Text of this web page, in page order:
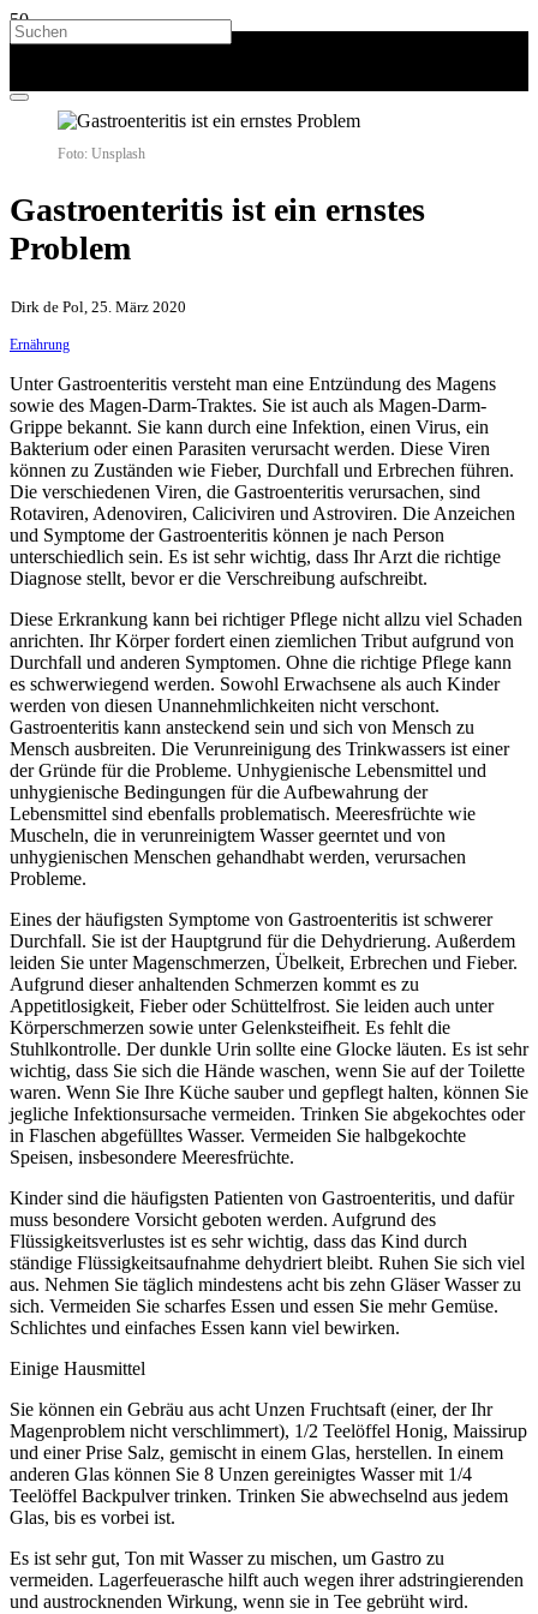
Foto: Unsplash
Gastroenteritis ist ein ernstes
Problem
Dirk de Pol, 25. März 2020
Ernährung
Unter Gastroenteritis versteht man eine Entzündung des Magens
sowie des Magen-Darm-Traktes. Sie ist auch als Magen-Darm-
Grippe bekannt. Sie kann durch eine Infektion, einen Virus, ein
Bakterium oder einen Parasiten verursacht werden. Diese Viren
können zu Zuständen wie Fieber, Durchfall und Erbrechen führen.
Die verschiedenen Viren, die Gastroenteritis verursachen, sind
Rotaviren, Adenoviren, Caliciviren und Astroviren. Die Anzeichen
und Symptome der Gastroenteritis können je nach Person
unterschiedlich sein. Es ist sehr wichtig, dass Ihr Arzt die richtige
Diagnose stellt, bevor er die Verschreibung aufschreibt.
Diese Erkrankung kann bei richtiger Pflege nicht allzu viel Schaden
anrichten. Ihr Körper fordert einen ziemlichen Tribut aufgrund von
Durchfall und anderen Symptomen. Ohne die richtige Pflege kann
es schwerwiegend werden. Sowohl Erwachsene als auch Kinder
werden von diesen Unannehmlichkeiten nicht verschont.
Gastroenteritis kann ansteckend sein und sich von Mensch zu
Mensch ausbreiten. Die Verunreinigung des Trinkwassers ist einer
der Gründe für die Probleme. Unhygienische Lebensmittel und
unhygienische Bedingungen für die Aufbewahrung der
Lebensmittel sind ebenfalls problematisch. Meeresfrüchte wie
Muscheln, die in verunreinigtem Wasser geerntet und von
unhygienischen Menschen gehandhabt werden, verursachen
Probleme.
Eines der häufigsten Symptome von Gastroenteritis ist schwerer
Durchfall. Sie ist der Hauptgrund für die Dehydrierung. Außerdem
leiden Sie unter Magenschmerzen, Übelkeit, Erbrechen und Fieber.
Aufgrund dieser anhaltenden Schmerzen kommt es zu
Appetitlosigkeit, Fieber oder Schüttelfrost. Sie leiden auch unter
Körperschmerzen sowie unter Gelenksteifheit. Es fehlt die
Stuhlkontrolle. Der dunkle Urin sollte eine Glocke läuten. Es ist sehr
wichtig, dass Sie sich die Hände waschen, wenn Sie auf der Toilette
waren. Wenn Sie Ihre Küche sauber und gepflegt halten, können Sie
jegliche Infektionsursache vermeiden. Trinken Sie abgekochtes oder
in Flaschen abgefülltes Wasser. Vermeiden Sie halbgekochte
Speisen, insbesondere Meeresfrüchte.
Kinder sind die häufigsten Patienten von Gastroenteritis, und dafür
muss besondere Vorsicht geboten werden. Aufgrund des
Flüssigkeitsverlustes ist es sehr wichtig, dass das Kind durch
ständige Flüssigkeitsaufnahme dehydriert bleibt. Ruhen Sie sich viel
aus. Nehmen Sie täglich mindestens acht bis zehn Gläser Wasser zu
sich. Vermeiden Sie scharfes Essen und essen Sie mehr Gemüse.
Schlichtes und einfaches Essen kann viel bewirken.
Einige Hausmittel
Sie können ein Gebräu aus acht Unzen Fruchtsaft (einer, der Ihr
Magenproblem nicht verschlimmert), 1/2 Teelöffel Honig, Maissirup
und einer Prise Salz, gemischt in einem Glas, herstellen. In einem
anderen Glas können Sie 8 Unzen gereinigtes Wasser mit 1/4
Teelöffel Backpulver trinken. Trinken Sie abwechselnd aus jedem
Glas, bis es vorbei ist.
Es ist sehr gut, Ton mit Wasser zu mischen, um Gastro zu
vermeiden. Lagerfeuerasche hilft auch wegen ihrer adstringierenden
und austrocknenden Wirkung, wenn sie in Tee gebrüht wird.